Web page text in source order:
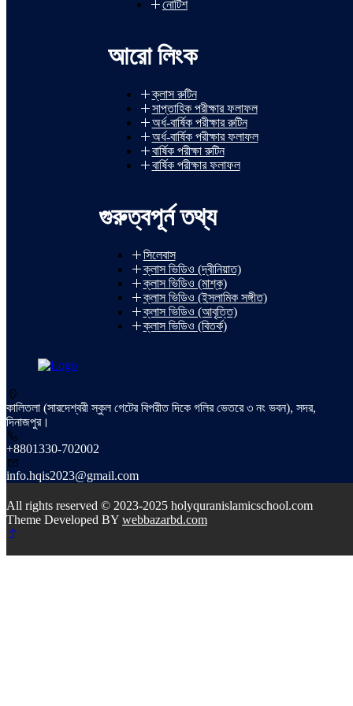
নোটিশ
আরো লিংক
ক্লাস রুটিন
সাপ্তাহিক পরীক্ষার ফলাফল
অর্ধ-বার্ষিক পরীক্ষার রুটিন
অর্ধ-বার্ষিক পরীক্ষার ফলাফল
বার্ষিক পরীক্ষা রুটিন
বার্ষিক পরীক্ষার ফলাফল
গুরুত্বপূর্ন তথ্য
সিলেবাস
ক্লাস ভিডিও (দ্বীনিয়াত)
ক্লাস ভিডিও (মাশ্‌ক)
ক্লাস ভিডিও (ইসলামিক সঙ্গীত)
ক্লাস ভিডিও (আবৃত্তি)
ক্লাস ভিডিও (বিতর্ক)
কালিতলা (সারদেশ্বরী স্কুল গেটের বিপরীত দিকে গলির ভেতরে ৩ নং ভবন), সদর,
দিনাজপুর।
+8801330-702002
info.hqis2023@gmail.com
All rights reserved © 2023-2025 holyquranislamicschool.com
Theme Developed BY webbazarbd.com